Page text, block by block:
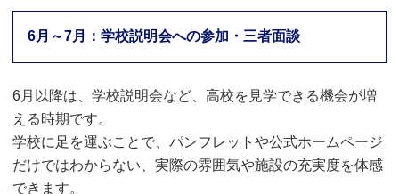
6月～7月：学校説明会への参加・三者面談
6月以降は、学校説明会など、高校を見学できる機会が増
える時期です。
学校に足を運ぶことで、パンフレットや公式ホームページ
だけではわからない、実際の雰囲気や施設の充実度を体感
できます。